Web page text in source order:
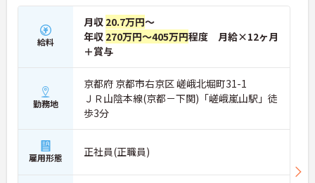
給料
月収 20.7万円～
年収 270万円～405万円程度 月給×12ヶ月
＋賞与
勤務地
京都府 京都市右京区 嵯峨北堀町31-1
ＪＲ山陰本線(京都－下関)「嵯峨嵐山駅」徒
歩3分
雇用形態 正社員(正職員)